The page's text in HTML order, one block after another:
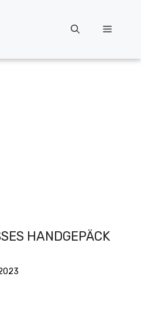
Menü
HANDGEPÄCK B